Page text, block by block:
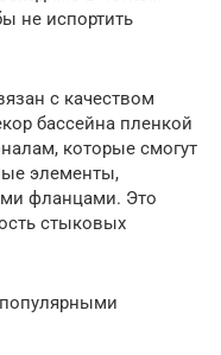
не испортить
с качеством
бассейна пленкой
которые смогут
элементы,
фланцами. Это
стыковых